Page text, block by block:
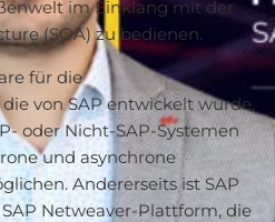
im Einklang mit der
(SOA) zu bedienen.
für die
von SAP entwickelt wurde,
oder Nicht-SAP-Systemen
und asynchrone
Andererseits ist SAP
Netweaver-Plattform, die